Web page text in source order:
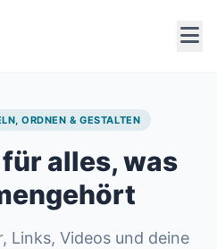
ORDNEN & GESTALTEN
alles,was
Links, Videos und deine